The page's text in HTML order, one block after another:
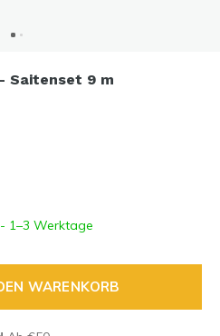
Saitenset 9 m
- 1–3 Werktage
WARENKORB